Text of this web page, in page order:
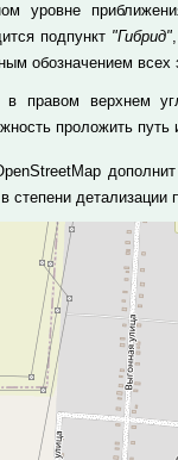
уровне
подпункт "Гибрид"
обозначением всех
в правом верхнем
проложить путь
степени